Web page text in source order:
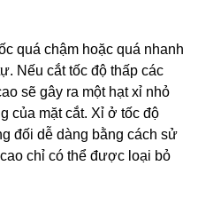
quá chậm hoặc quá nhanh
Nếu cắt tốc độ thấp các
sẽ gây ra một hạt xỉ nhỏ
của mặt cắt. Xỉ ở tốc độ
đối dễ dàng bằng cách sử
chỉ có thể được loại bỏ